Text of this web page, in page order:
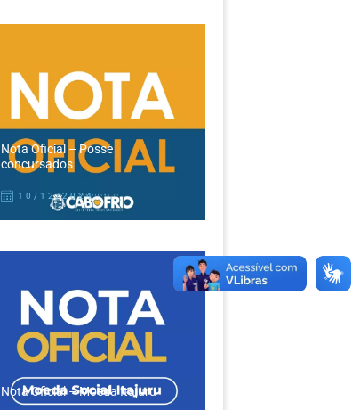
Nota Oficial – Posse
concursados
10/12/2024
Nota Oficial – Moeda Itajuru